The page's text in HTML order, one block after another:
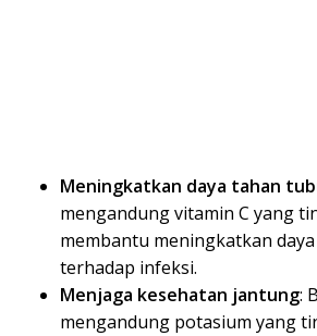
Meningkatkan daya tahan
mengandung vitamin C yang
membantu meningkatkan
terhadap infeksi.
Menjaga kesehatan jantung:
mengandung potasium yang